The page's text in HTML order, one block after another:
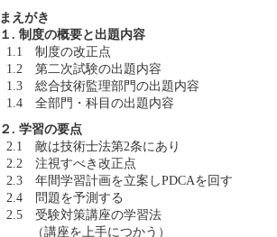
まえがき
１. 制度の概要と出題内容
1.1 制度の改正点
1.2 第二次試験の出題内容
1.3 総合技術監理部門の出題内容
1.4 全部門・科目の出題内容
２. 学習の要点
2.1 敵は技術士法第2条にあり
2.2 注視すべき改正点
2.3 年間学習計画を立案しPDCAを回す
2.4 問題を予測する
2.5 受験対策講座の学習法
（講座を上手につかう）